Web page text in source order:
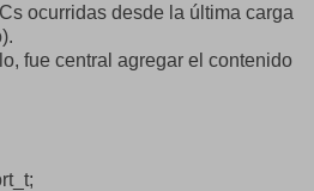
ocurridas desde la última carga
fue central agregar el contenido